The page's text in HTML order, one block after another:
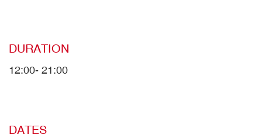
DURATION
12:00- 21:00
DATES